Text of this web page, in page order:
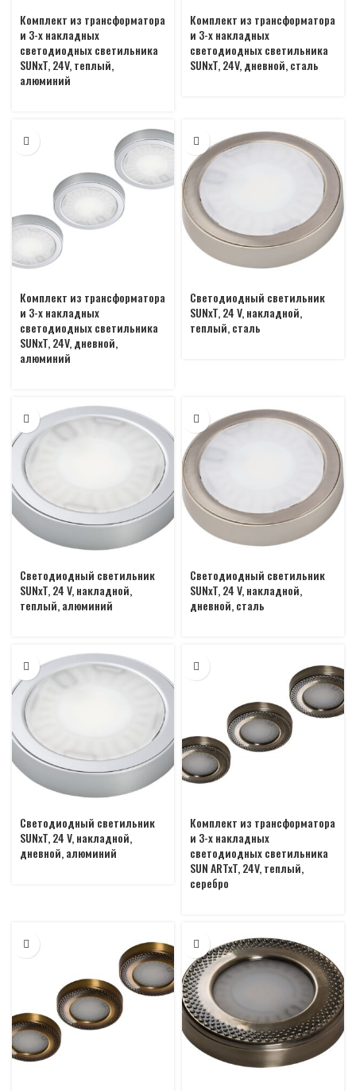
Комплект из трансформатора
и 3-х накладных
светодиодных светильника
SUNxT, 24V, теплый,
алюминий
Комплект из трансформатора
и 3-х накладных
светодиодных светильника
SUNxT, 24V, дневной, сталь
Комплект из трансформатора
и 3-х накладных
светодиодных светильника
SUNxT, 24V, дневной,
алюминий
Светодиодный светильник
SUNxT, 24 V, накладной,
теплый, сталь
Светодиодный светильник
SUNxT, 24 V, накладной,
теплый, алюминий
Светодиодный светильник
SUNxT, 24 V, накладной,
дневной, сталь
Светодиодный светильник
SUNxT, 24 V, накладной,
дневной, алюминий
Комплект из трансформатора
и 3-х накладных
светодиодных светильника
SUN ARTxT, 24V, теплый,
серебро